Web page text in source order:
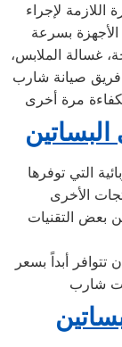
اللازمة لإجراء
بسرعة
غسالة الملابس،
فريق صيانة شارب
التي توفرها
بعض التقنيات
تتوافر أبداً بسعر
شارب